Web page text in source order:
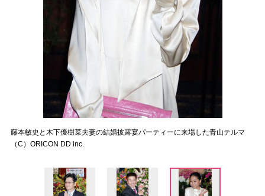
藤本敏史と木下優樹菜夫妻の結婚披露宴パーティーに来場した青山テルマ
（C）ORICON DD inc.